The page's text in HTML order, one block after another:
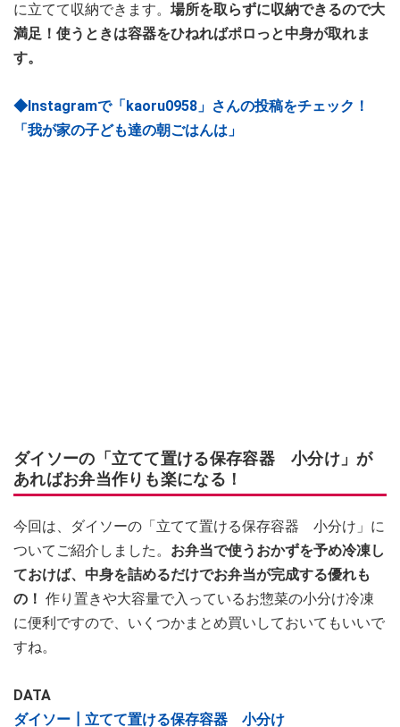
に立てて収納できます。 場所を取らずに収納できるので大
満足！使うときは容器をひねればポロっと中身が取れま
す。
◆Instagramで「kaoru0958」さんの投稿をチェック！
「我が家の子ども達の朝ごはんは」
ダイソーの「立てて置ける保存容器 小分け」が
あればお弁当作りも楽になる！
今回は、ダイソーの「立てて置ける保存容器 小分け」に
ついてご紹介しました。 お弁当で使うおかずを予め冷凍し
ておけば、中身を詰めるだけでお弁当が完成する優れも
の！ 作り置きや大容量で入っているお惣菜の小分け冷凍
に便利ですので、いくつかまとめ買いしておいてもいいで
すね。
DATA
ダイソー┃立てて置ける保存容器 小分け